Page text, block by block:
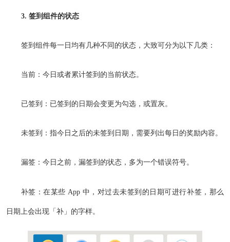
3. 签到组件的状态
签到组件每一日均有几种不同的状态，大致可分为以下几类：
当前：今日或者累计签到的当前状态。
已签到：已签到的日期会变更为勾选，或置灰。
未签到：指今日之后的未签到日期，需要列出每日的奖励内容。
漏签：今日之前，漏签到的状态，多为一个错误符号。
补签：在某些 App 中，对过去未签到的日期可进行补签，那么
日期上会出现「补」的字样。